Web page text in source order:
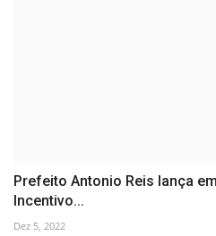
Prefeito Antonio Reis lança
Incentivo...
Dez 5, 2022